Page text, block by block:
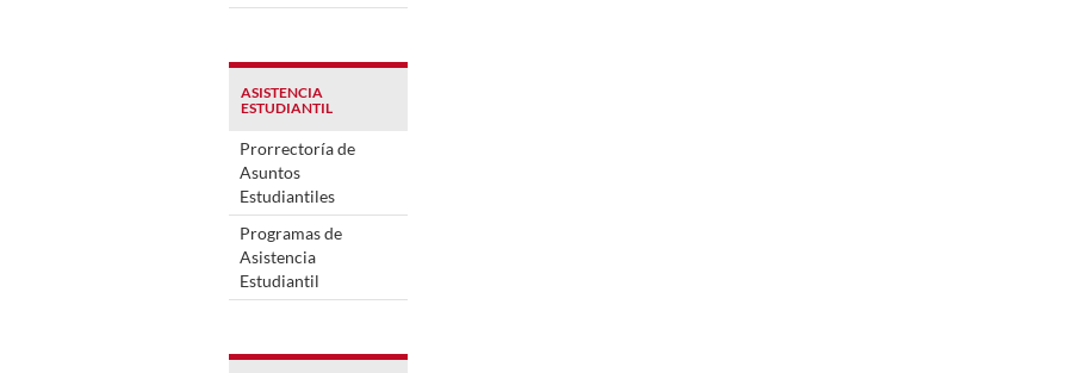
ASISTENCIA
ESTUDIANTIL
Prorrectoría de
Asuntos
Estudiantiles
Programas de
Asistencia
Estudiantil